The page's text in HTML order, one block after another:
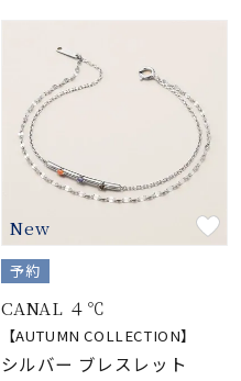
New
予約
CANAL ４℃
【AUTUMN COLLECTION】
シルバー ブレスレット